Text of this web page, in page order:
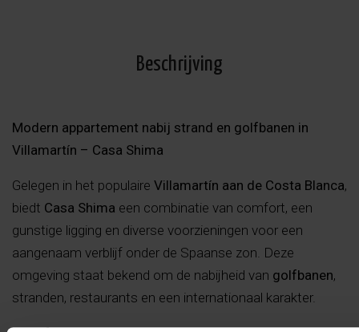
Beschrijving
Modern appartement nabij strand en golfbanen in
Villamartín – Casa Shima
Gelegen in het populaire Villamartín aan de Costa Blanca,
biedt Casa Shima een combinatie van comfort, een
gunstige ligging en diverse voorzieningen voor een
aangenaam verblijf onder de Spaanse zon. Deze
omgeving staat bekend om de nabijheid van golfbanen,
stranden, restaurants en een internationaal karakter.